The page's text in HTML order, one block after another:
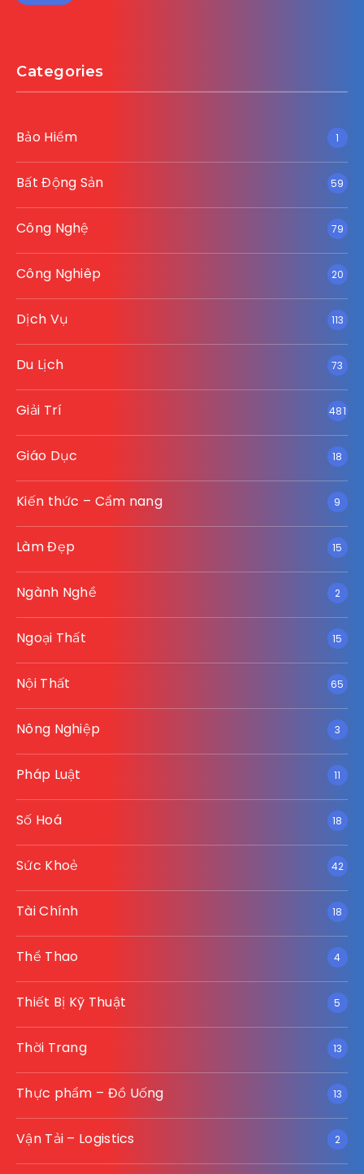
Categories
Bảo Hiểm 1
Bất Động Sản 59
Công Nghệ 79
Công Nghiêp 20
Dịch Vụ 113
Du Lịch 73
Giải Trí 481
Giáo Dục 18
Kiến thức – Cẩm nang 9
Làm Đẹp 15
Ngành Nghề 2
Ngoại Thất 15
Nội Thất 65
Nông Nghiệp 3
Pháp Luật 11
Số Hoá 18
Sức Khoẻ 42
Tài Chính 18
Thể Thao 4
Thiết Bị Kỹ Thuật 5
Thời Trang 13
Thực phẩm – Đồ Uống 13
Vận Tải – Logistics 2